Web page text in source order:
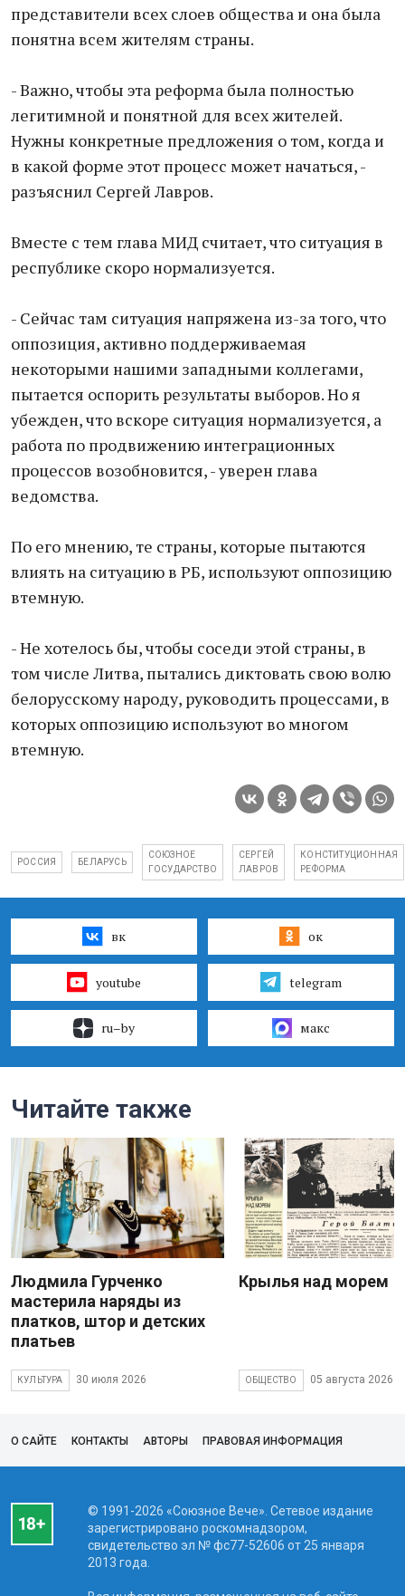
представители всех слоев общества и она была
понятна всем жителям страны.
- Важно, чтобы эта реформа была полностью
легитимной и понятной для всех жителей.
Нужны конкретные предложения о том, когда и
в какой форме этот процесс может начаться, -
разъяснил Сергей Лавров.
Вместе с тем глава МИД считает, что ситуация в
республике скоро нормализуется.
- Сейчас там ситуация напряжена из-за того, что
оппозиция, активно поддерживаемая
некоторыми нашими западными коллегами,
пытается оспорить результаты выборов. Но я
убежден, что вскоре ситуация нормализуется, а
работа по продвижению интеграционных
процессов возобновится, - уверен глава
ведомства.
По его мнению, те страны, которые пытаются
влиять на ситуацию в РБ, используют оппозицию
втемную.
- Не хотелось бы, чтобы соседи этой страны, в
том числе Литва, пытались диктовать свою волю
белорусскому народу, руководить процессами, в
которых оппозицию используют во многом
втемную.
РОССИЯ БЕЛАРУСЬ
СОЮЗНОЕ
ГОСУДАРСТВО
СЕРГЕЙ
ЛАВРОВ
КОНСТИТУЦИОННАЯ
РЕФОРМА
вк ок
youtube telegram
ru–by макс
Читайте также
Людмила Гурченко
мастерила наряды из
платков, штор и детских
платьев
КУЛЬТУРА 30 июля 2026
Крылья над морем
ОБЩЕСТВО 05 августа 2026
О САЙТЕ КОНТАКТЫ АВТОРЫ ПРАВОВАЯ ИНФОРМАЦИЯ
© 1991-2026 «Союзное Вече». Сетевое издание
зарегистрировано роскомнадзором,
свидетельство эл № фc77-52606 от 25 января
2013 года.